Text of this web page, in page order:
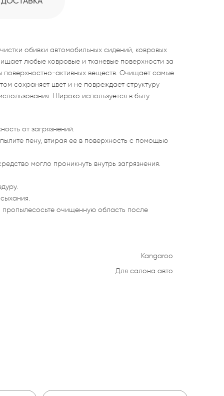
обивки автомобильных сидений, ковровых
любые ковровые и тканевые поверхности за
активных веществ. Очищает самые
сохраняет цвет и не повреждает структуру
Широко используется в быту.
от загрязнений.
пену, втирая ее в поверхность с помощью
могло проникнуть внутрь загрязнения.
очищенную область после
Kangaroo
Для салона авто